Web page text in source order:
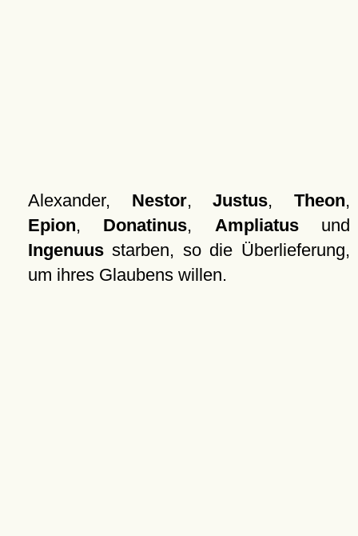
Alexander, Nestor,Justus,Theon,
Epion, Donatinus, Ampliatusund
Ingenuusstarben, so die Überlieferung,
um ihres Glaubens willen.